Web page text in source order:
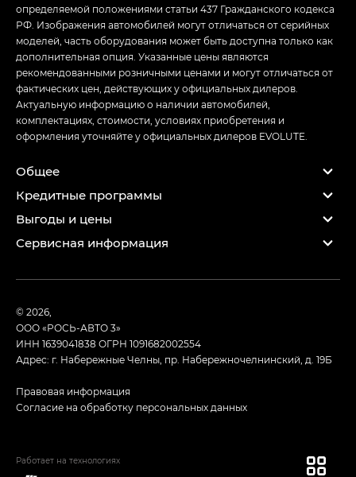
определяемой положениями статьи 437 Гражданского кодекса
РФ. Изображения автомобилей могут отличаться от серийных
моделей, часть оборудования может быть доступна только как
дополнительная опция. Указанные цены являются
рекомендованными розничными ценами и могут отличаться от
фактических цен, действующих у официальных дилеров.
Актуальную информацию о наличии автомобилей,
комплектациях, стоимости, условиях приобретения и
оформления уточняйте у официальных дилеров EVOLUTE.
Общее
Кредитные программы
Выгоды и цены
Сервисная информация
© 2026,
ООО «РОСЬ-АВТО 3»
ИНН 1639041838 ОГРН 1091682002554
Адрес: г. Набережные Челны, пр. Набережночелнинский, д. 19Б
Правовая информация
Согласие на обработку персональных данных
Работает на технологиях